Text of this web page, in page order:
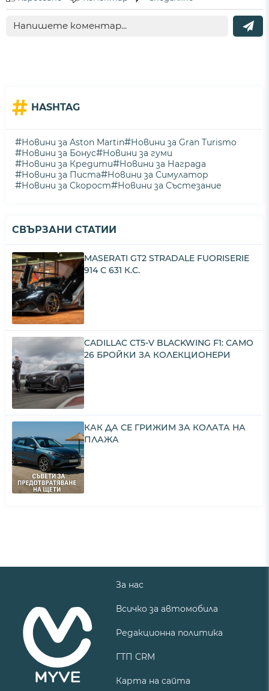
# HASHTAG
#Новини за Aston Martin#Новини за Gran Turismo
#Новини за Бонус#Новини за гуми
#Новини за Кредити#Новини за Награда
#Новини за Писта#Новини за Симулатор
#Новини за Скорост#Новини за Състезание
СВЪРЗАНИ СТАТИИ
MASERATI GT2 STRADALE FUORISERIE
914 С 631 К.С.
CADILLAC CT5-V BLACKWING F1: САМО
26 БРОЙКИ ЗА КОЛЕКЦИОНЕРИ
КАК ДА СЕ ГРИЖИМ ЗА КОЛАТА НА
ПЛАЖА
За нас
Всичко за автомобила
Редакционна политика
ГТП CRM
Карта на сайта